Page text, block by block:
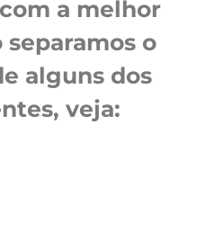
a melhor
separamos o
alguns dos
veja: